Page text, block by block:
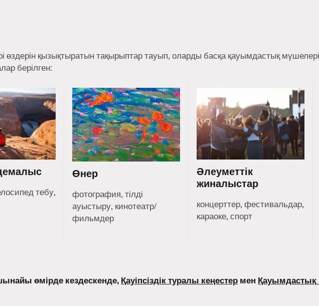
өздерін қызықтыратын тақырыптар тауып, оларды басқа қауымдастық
берілген:
тебу,
Өнер
фотография, тілді
ауыстыру, кинотеатр/
фильмдер
Әлеуметтік
жиналыстар
концерттер, фестивальдар,
караоке, спорт
өмірде кездескенде, Қауіпсіздік туралы кеңестер мен Қауымдастық